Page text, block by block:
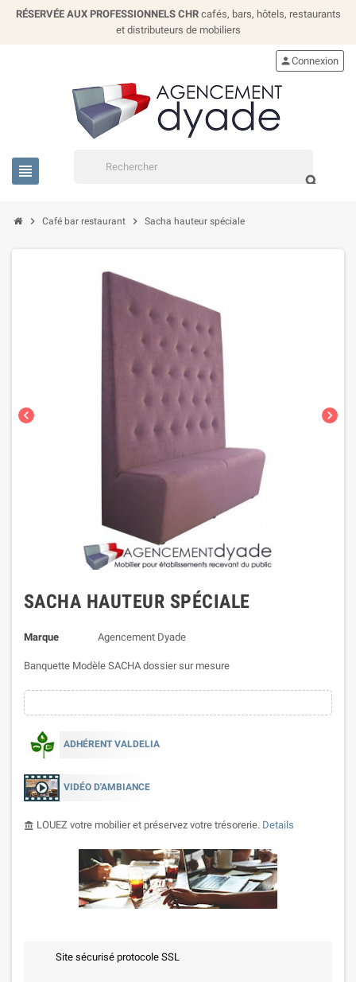
RÉSERVÉE AUX PROFESSIONNELS CHRcafés, bars, hôtels, restaurants
et distributeurs de mobiliers
view_headline
search
personConnexion
chevron_right Café bar restaurant chevron_right Sacha hauteur spéciale
chevron_left chevron_right
SACHA HAUTEUR SPÉCIALE
Marque Agencement Dyade
Banquette Modèle SACHA dossier sur mesure
ADHÉRENT VALDELIA
VIDÉO D'AMBIANCE
account_balance LOUEZ votre mobilier et préservez votre trésorerie. Details
Site sécurisé protocole SSL